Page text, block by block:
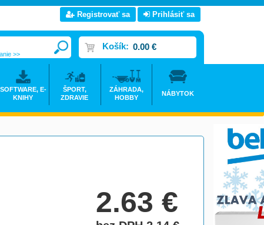
2.63€
Registrovať sa Prihlásiť sa
Košík: 0.00 €
>>
SOFTWARE, E-
KNIHY
ŠPORT,
ZDRAVIE
ZÁHRADA,
HOBBY
NÁBYTOK